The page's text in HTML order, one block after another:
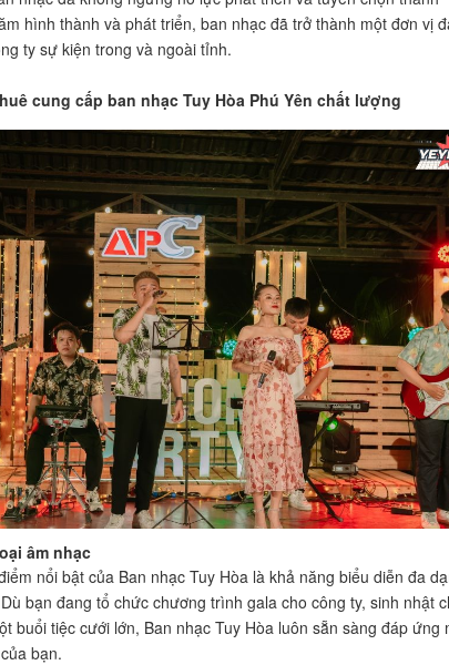
hình thành và phát triển, ban nhạc đã trở thành một đơn vị
ty sự kiện trong và ngoài tỉnh.
cung cấp ban nhạc Tuy Hòa Phú Yên chất lượng
âm nhạc
nổi bật của Ban nhạc Tuy Hòa là khả năng biểu diễn đa
bạn đang tổ chức chương trình gala cho công ty, sinh nhật
buổi tiệc cưới lớn, Ban nhạc Tuy Hòa luôn sẵn sàng đáp ứng
bạn.